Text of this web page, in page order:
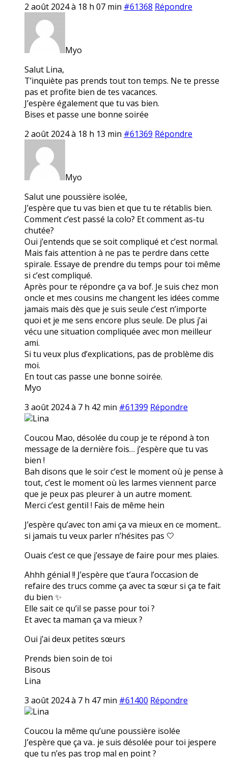
2 août 2024 à 18 h 07 min #61368 Répondre
Myo
Salut Lina,
T’inquiète pas prends tout ton temps. Ne te presse
pas et profite bien de tes vacances.
J’espère également que tu vas bien.
Bises et passe une bonne soirée
2 août 2024 à 18 h 13 min #61369 Répondre
Myo
Salut une poussière isolée,
J’espère que tu vas bien et que tu te rétablis bien.
Comment c’est passé la colo? Et comment as-tu
chutée?
Oui j’entends que se soit compliqué et c’est normal.
Mais fais attention à ne pas te perdre dans cette
spirale. Essaye de prendre du temps pour toi même
si c’est compliqué.
Après pour te répondre ça va bof. Je suis chez mon
oncle et mes cousins me changent les idées comme
jamais mais dès que je suis seule c’est n’importe
quoi et je me sens encore plus seule. De plus j’ai
vécu une situation compliquée avec mon meilleur
ami.
Si tu veux plus d’explications, pas de problème dis
moi.
En tout cas passe une bonne soirée.
Myo
3 août 2024 à 7 h 42 min #61399 Répondre
Lina
Coucou Mao, désolée du coup je te répond à ton
message de la dernière fois… j’espère que tu vas
bien !
Bah disons que le soir c’est le moment où je pense à
tout, c’est le moment où les larmes viennent parce
que je peux pas pleurer à un autre moment.
Merci c’est gentil ! Fais de même hein
J’espère qu’avec ton ami ça va mieux en ce moment..
si jamais tu veux parler n’hésites pas 🤍
Ouais c’est ce que j’essaye de faire pour mes plaies.
Ahhh génial !! J’espère que t’aura l’occasion de
refaire des trucs comme ça avec ta sœur si ça te fait
du bien ✨
Elle sait ce qu’il se passe pour toi ?
Et avec ta maman ça va mieux ?
Oui j’ai deux petites sœurs
Prends bien soin de toi
Bisous
Lina
3 août 2024 à 7 h 47 min #61400 Répondre
Lina
Coucou la même qu’une poussière isolée
J’espère que ça va.. je suis désolée pour toi jespere
que tu n’es pas trop mal en point ?